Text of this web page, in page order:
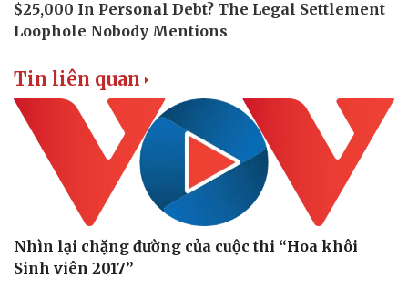
Tin liên quan
Nhìn lại chặng đường của cuộc thi “Hoa khôi
Sinh viên 2017”